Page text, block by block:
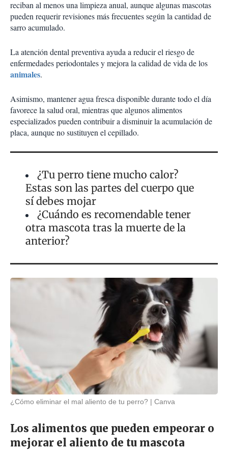
reciban al menos una limpieza anual, aunque algunas mascotas
pueden requerir revisiones más frecuentes según la cantidad de
sarro acumulado.
La atención dental preventiva ayuda a reducir el riesgo de
enfermedades periodontales y mejora la calidad de vida de los
animales.
Asimismo, mantener agua fresca disponible durante todo el día
favorece la salud oral, mientras que algunos alimentos
especializados pueden contribuir a disminuir la acumulación de
placa, aunque no sustituyen el cepillado.
¿Tu perro tiene mucho calor?
Estas son las partes del cuerpo que
sí debes mojar
¿Cuándo es recomendable tener
otra mascota tras la muerte de la
anterior?
¿Cómo eliminar el mal aliento de tu perro? Canva
Los alimentos que pueden empeorar o
mejorar el aliento de tu mascota